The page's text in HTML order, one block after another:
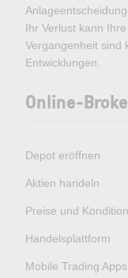
Ihr Verlust kann
Vergangenheit sind
Entwicklungen.
Online-
Depot eröffnen
Aktien handeln
Preise und
Handelsplattform
Mobile Trading Apps